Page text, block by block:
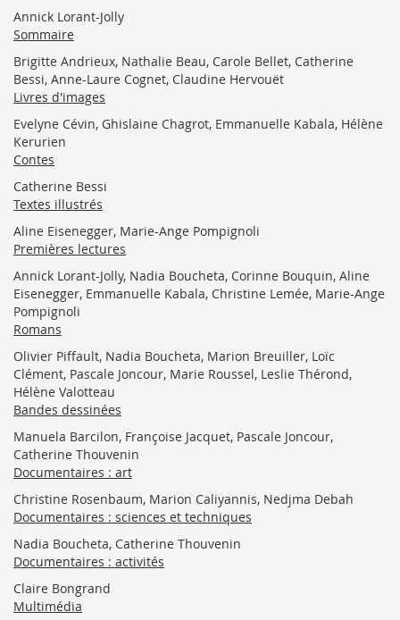
Annick Lorant-Jolly
Sommaire
Brigitte Andrieux, Nathalie Beau, Carole Bellet, Catherine
Bessi, Anne-Laure Cognet, Claudine Hervouët
Livres d'images
Evelyne Cévin, Ghislaine Chagrot, Emmanuelle Kabala, Hélène
Kerurien
Contes
Catherine Bessi
Textes illustrés
Aline Eisenegger, Marie-Ange Pompignoli
Premières lectures
Annick Lorant-Jolly, Nadia Boucheta, Corinne Bouquin, Aline
Eisenegger, Emmanuelle Kabala, Christine Lemée, Marie-Ange
Pompignoli
Romans
Olivier Piffault, Nadia Boucheta, Marion Breuiller, Loïc
Clément, Pascale Joncour, Marie Roussel, Leslie Thérond,
Hélène Valotteau
Bandes dessinées
Manuela Barcilon, Françoise Jacquet, Pascale Joncour,
Catherine Thouvenin
Documentaires : art
Christine Rosenbaum, Marion Caliyannis, Nedjma Debah
Documentaires : sciences et techniques
Nadia Boucheta, Catherine Thouvenin
Documentaires : activités
Claire Bongrand
Multimédia